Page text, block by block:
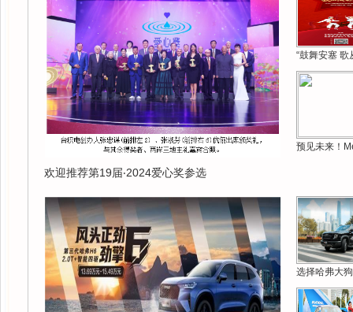
欢迎推荐第19届‧2024爱心奖参选
“鼓舞安塞 歌
预见未来！
选择哈弗大